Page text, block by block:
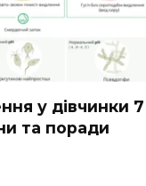
у дівчинки 7
та поради